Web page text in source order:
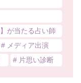
が当たる占い師
# メディア出演
# 片思い診断